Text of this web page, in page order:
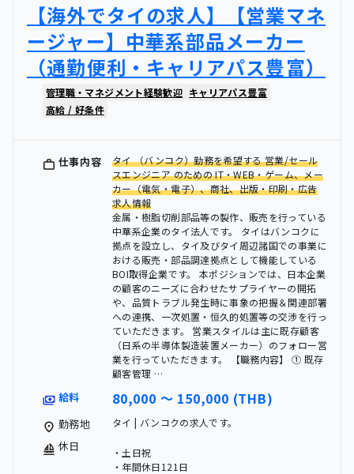
【海外でタイの求人】【営業マネ
ージャー】中華系部品メーカー
（通勤便利・キャリアパス豊富）
管理職・マネジメント経験歓迎 キャリアパス豊富
高給 / 好条件
仕事内容
タイ （バンコク）勤務を希望する 営業/セール
スエンジニア のための IT・WEB・ゲーム、メー
カー（電気・電子）、商社、出版・印刷・広告
求人情報
金属・樹脂切削部品等の製作、販売を行っている
中華系企業のタイ法人です。 タイはバンコクに
拠点を設立し、タイ及びタイ周辺諸国での事業に
おける販売・部品調達拠点として機能している
BOI取得企業です。 本ポジションでは、日本企業
の顧客のニーズに合わせたサプライヤーの開拓
や、品質トラブル発生時に事象の把握＆関連部署
への連携、一次処置・恒久的処置等の交渉を行っ
ていただきます。 営業スタイルは主に既存顧客
（日系の半導体製造装置メーカー）のフォロー営
業を行っていただきます。 【職務内容】 ① 既存
顧客管理 …
給料 80,000 〜 150,000 (THB)
勤務地 タイ | バンコクの求人です。
休日
・土日祝
・年間休日121日